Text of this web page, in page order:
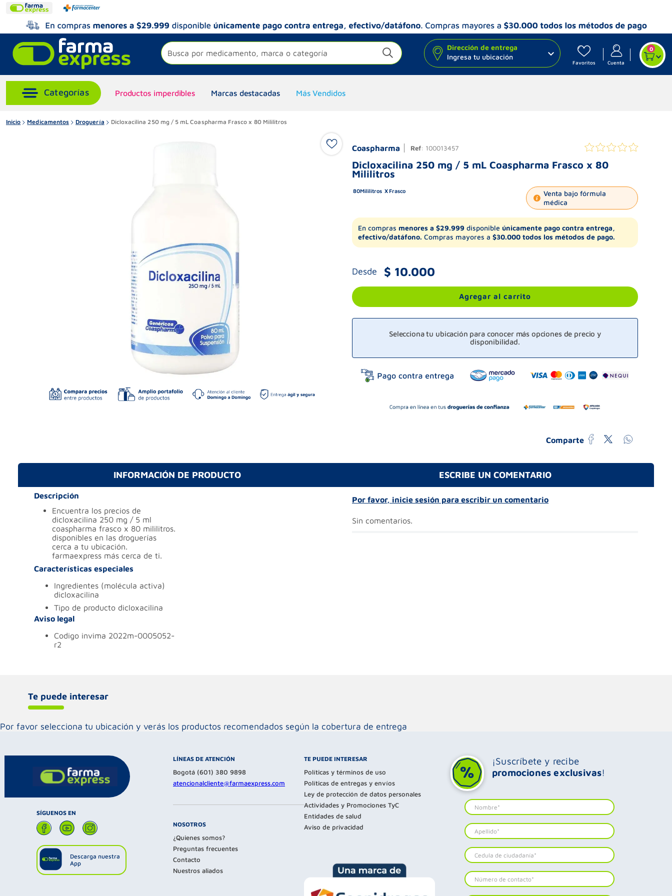
Busca por medicamento, marca o categoría
Dirección de entrega
Ingresa tu ubicación
Favoritos Cuenta
0
Productos imperdibles Marcas destacadas Más Vendidos
Inicio Medicamentos Droguería Dicloxacilina 250 mg / 5 mL Coaspharma Frasco x 80 Mililitros
Coaspharma Ref: 100013457
Dicloxacilina 250 mg / 5 mL Coaspharma Frasco x 80
Mililitros
80Mililitros Frasco
Venta bajo fórmula
médica
En compras menores a $29.999 disponible únicamente pago contra entrega,
efectivo/datáfono. Compras mayores a $30.000 todos los métodos de pago.
Desde $ 10.000
Agregar al carrito
Selecciona tu ubicación para conocer más opciones de precio y
disponibilidad.
Comparte
INFORMACIÓN DE PRODUCTO
Descripción
encuentra los precios de
dicloxacilina 250 mg / 5 ml
coaspharma frasco x 80 mililitros.
disponibles en las droguerías
cerca a tu ubicación.
farmaexpress más cerca de ti.
Características especiales
ingredientes (molécula activa)
dicloxacilina
tipo de producto dicloxacilina
Aviso legal
codigo invima 2022m-0005052-
r2
ESCRIBE UN COMENTARIO
Por favor, inicie sesión para escribir un comentario
Sin comentarios.
Te puede interesar
Por favor selecciona tu ubicación y verás los productos recomendados según la cobertura de entrega
SÍGUENOS EN
Descarga nuestra
App
LÍNEAS DE ATENCIÓN
Bogotá (601) 380 9898
atencionalcliente@farmaexpress.com
NOSOTROS
¿Quienes somos?
Preguntas frecuentes
Contacto
Nuestros aliados
TE PUEDE INTERESAR
Políticas y términos de uso
Políticas de entregas y envíos
Ley de protección de datos personales
Actividades y Promociones TyC
Entidades de salud
Aviso de privacidad
¡Suscríbete y recibe
promociones exclusivas!